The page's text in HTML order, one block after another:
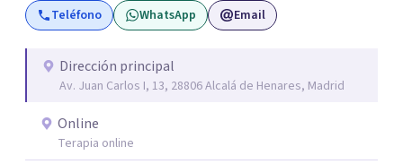
Teléfono WhatsApp Email
Dirección principal
Av. Juan Carlos I, 13, 28806 Alcalá de Henares, Madrid
Online
Terapia online